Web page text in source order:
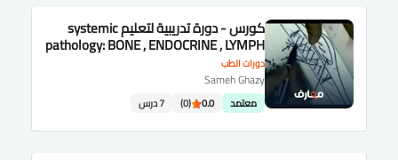
دورات الطب
كورس - دورة تدريبية لتعليم systemic
pathology: BONE , ENDOCRINE , LYMPH
,BLOOD and CNS.
Sameh Ghazy
معتمد 0.0
(0) 7 درس